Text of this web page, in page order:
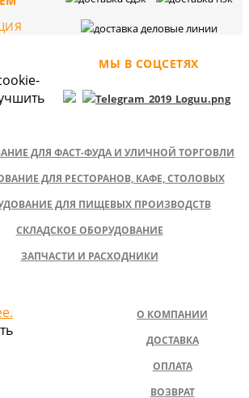
МЫ В СОЦСЕТЯХ
ДЛЯ ФАСТ-ФУДА И УЛИЧНОЙ ТОРГОВЛИ
ДЛЯ РЕСТОРАНОВ, КАФЕ, СТОЛОВЫХ
ДЛЯ ПИЩЕВЫХ ПРОИЗВОДСТВ
СКЛАДСКОЕ ОБОРУДОВАНИЕ
ЗАПЧАСТИ И РАСХОДНИКИ
О КОМПАНИИ
ДОСТАВКА
ОПЛАТА
ВОЗВРАТ